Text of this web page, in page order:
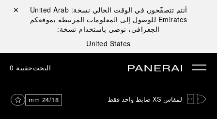
أنتم تتصفّحون في الوقت الحالي نسخة: United Arab
Emirates للوصول إلى المعلومات المرتبطة بموقعكم
الجغرافي، نوصي باستخدام نسخة:
United States
إغلاق ✕
البحثحقيبة 0
24/18 mm لمقاس XS ضابط واحد فقط